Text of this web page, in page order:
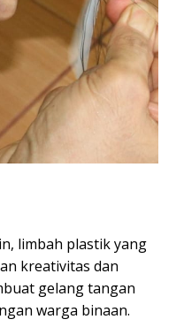
limbah plastik yang
kreativitas dan
gelang tangan
warga binaan.